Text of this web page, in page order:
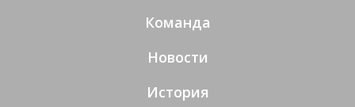
Команда
Новости
История